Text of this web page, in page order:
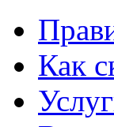
Как